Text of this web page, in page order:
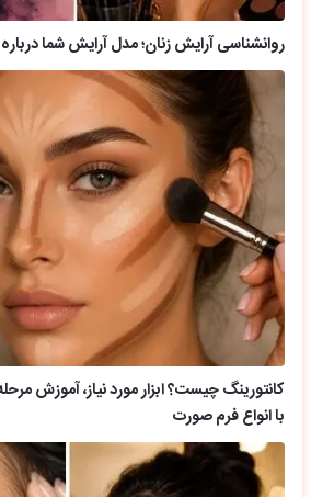
روانشناسی آرایش زنان؛ مدل آرایش شما
کانتورینگ چیست؟ ابزار مورد نیاز، آموزش
با انواع فرم صورت